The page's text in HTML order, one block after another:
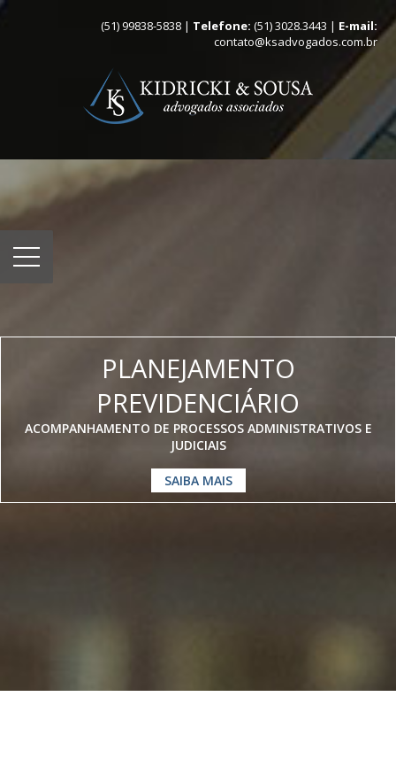
(51) 99838-5838 | Telefone: (51) 3028.3443 | E-mail:
contato@ksadvogados.com.br
PLANEJAMENTO
PREVIDENCIÁRIO
ACOMPANHAMENTO DE PROCESSOS ADMINISTRATIVOS E
JUDICIAIS
SAIBA MAIS